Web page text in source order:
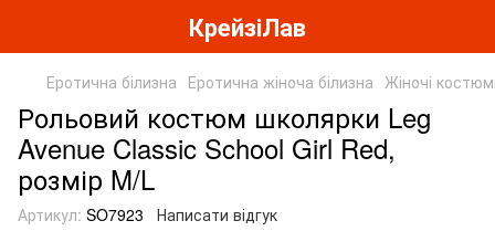
КрейзіЛав
Еротична білизна Еротична жіноча білизна Жіночі
Рольовий костюм школярки Leg
Avenue Classic School Girl Red,
розмір M/L
Артикул: SO7923 Написати відгук